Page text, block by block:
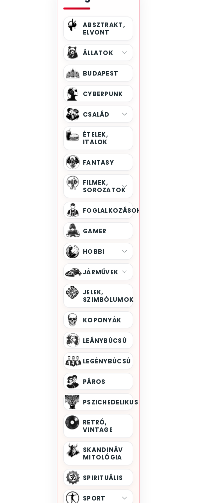
ABSZTRAKT,
ELVONT
ÁLLATOK
BUDAPEST
CYBERPUNK
CSALÁD
ÉTELEK,
ITALOK
FANTASY
FILMEK,
SOROZATOK
FOGLALKOZÁSOK
GAMER
HOBBI
JÁRMŰVEK
JELEK,
SZIMBÓLUMOK
KOPONYÁK
LEÁNYBÚCSÚ
LEGÉNYBÚCSÚ
PÁROS
PSZICHEDELIKUS
RETRÓ,
VINTAGE
SKANDINÁV
MITOLÓGIA
SPIRITUÁLIS
SPORT